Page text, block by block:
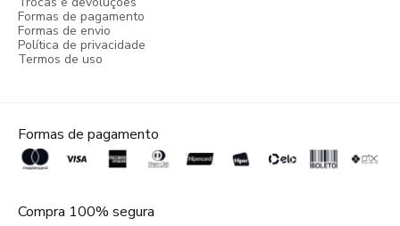
Formas de pagamento
Formas de envio
Política de privacidade
Termos de uso
Formas de pagamento
Compra 100% segura